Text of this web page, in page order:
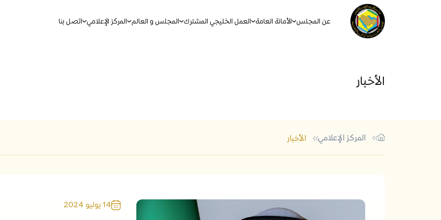
عن المجلس الأمانة العامة العمل الخليجي المشترك المجلس و العالم المركز الإعلامي اتصل بنا
الأخبار
المركز الإعلامي الأخبار
14 يوليو 2024
أكثر الكلمات الشائعة في البحث